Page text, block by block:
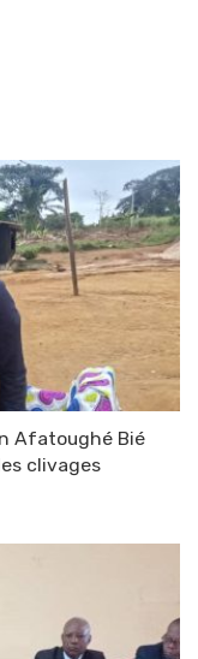
Afatoughé Bié
clivages